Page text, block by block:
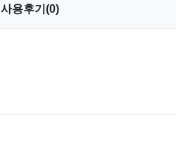
사용후기(0)